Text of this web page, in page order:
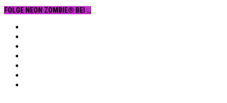
FOLGE NEON ZOMBIE® BEI …